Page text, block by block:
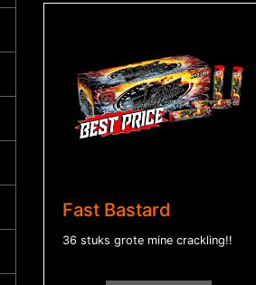
Fast Bastard
36 stuks grote mine crackling!!